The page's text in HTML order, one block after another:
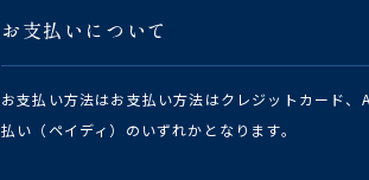
お支払いについて
お支払い方法はお支払い方法はクレジットカード
払い（ペイディ）のいずれかとなります。